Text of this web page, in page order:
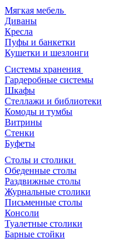
Мягкая мебель
Диваны
Кресла
Пуфы и банкетки
Кушетки и шезлонги
Системы хранения
Гардеробные системы
Шкафы
Стеллажи и библиотеки
Комоды и тумбы
Витрины
Стенки
Буфеты
Столы и столики
Обеденные столы
Раздвижные столы
Журнальные столики
Письменные столы
Консоли
Туалетные столики
Барные стойки